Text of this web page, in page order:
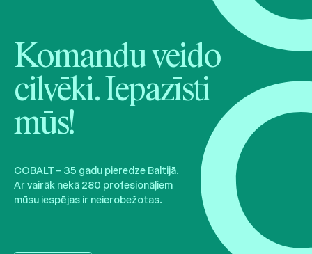
Komandu veido
cilvēki. Iepazīsti
mūs!
COBALT – 35 gadu pieredze Baltijā.
Ar vairāk nekā 280 profesionāļiem
mūsu iespējas ir neierobežotas.